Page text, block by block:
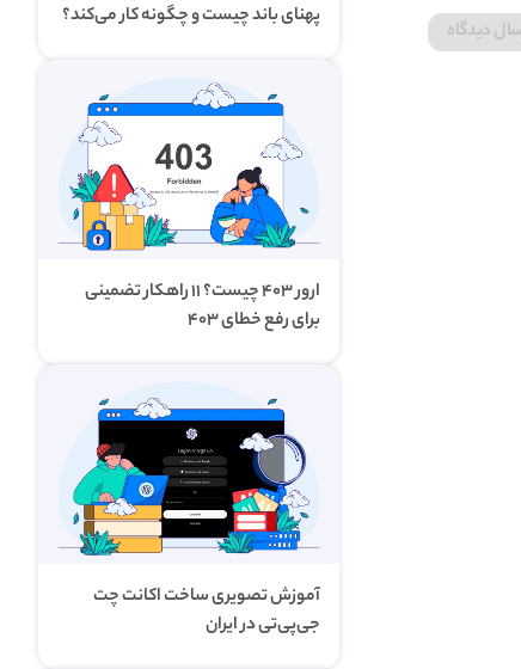
پهنای باند چیست و چگونه کار می‌کند؟
ارور ۴۰۳ چیست؟ ۱۱ راهکار تضمینی
برای رفع خطای ۴۰۳
آموزش تصویری ساخت اکانت چت
جی‌پی‌تی در ایران